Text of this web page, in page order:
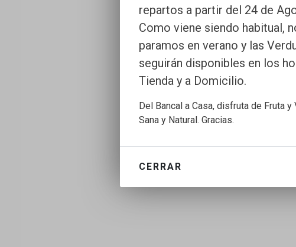
repartos a partir del 24 de
Como viene siendo habitual,
paramos en verano y las
seguirán disponibles en los
Tienda y a Domicilio.
Del Bancal a Casa, disfruta de Fruta y
Sana y Natural. Gracias.
CERRAR